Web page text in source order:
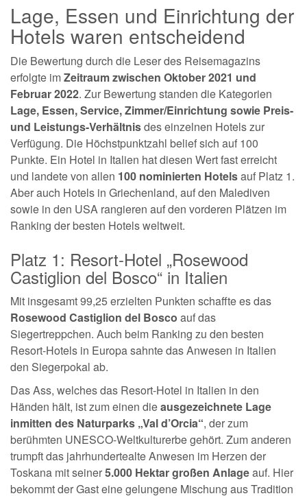
Lage, Essen und Einrichtung der
Hotels waren entscheidend
Die Bewertung durch die Leser des Reisemagazins
erfolgte imZeitraum zwischen Oktober 2021 und
Februar 2022. Zur Bewertung standen die Kategorien
Lage, Essen, Service, Zimmer/Einrichtung sowie Preis-
und Leistungs-Verhältnisdes einzelnen Hotels zur
Verfügung. Die Höchstpunktzahl belief sich auf 100
Punkte. Ein Hotel in Italien hat diesen Wert fast erreicht
und landete von allen 100 nominierten Hotelsauf Platz 1.
Aber auch Hotels in Griechenland, auf den Malediven
sowie in den USA rangieren auf den vorderen Plätzen im
Ranking der besten Hotels weltweit.
Platz 1: Resort-Hotel „Rosewood
Castiglion del Bosco“ in Italien
Mit insgesamt 99,25 erzielten Punkten schaffte es das
Rosewood Castiglion del Bosco auf das
Siegertreppchen. Auch beim Ranking zu den besten
Resort-Hotels in Europa sahnte das Anwesen in Italien
den Siegerpokal ab.
Das Ass, welches das Resort-Hotel in Italien in den
Händen hält, ist zum einen dieausgezeichnete Lage
inmitten des Naturparks „Val d’Orcia“, der zum
berühmten UNESCO-Weltkulturerbe gehört. Zum anderen
trumpft das jahrhundertealte Anwesen im Herzen der
Toskana mit seiner5.000 Hektar großen Anlageauf. Hier
bekommt der Gast eine gelungene Mischung aus Tradition